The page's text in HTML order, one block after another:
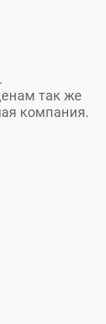
так же
компания.